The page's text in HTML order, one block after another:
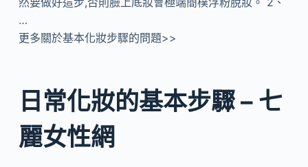
…
更多關於基本化妝步驟的問題>>
日常化妝的基本步驟 – 七
麗女性網